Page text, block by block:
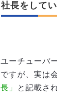
社長をして
ユーチューバ
ですが、実は
長」
と記載さ